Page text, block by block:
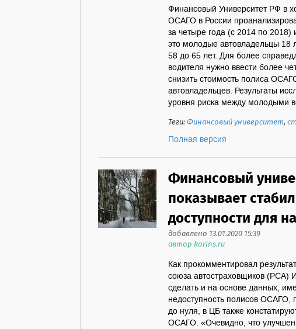
Финансовый Университет РФ в
ОСАГО в России
за четыре года (с 2014 по
это молодые автовладельцы 18
58 до 65 лет. Для более
водителя нужно ввести более
снизить стоимость полиса
автовладельцев. Результаты
уровня риска между молодыми
Теги:Финансовый университет,
Полная версия
Финансовый
показывает
доступности для
добавлено 13.01.2020 15:39
автор korins.ru
Как прокомментировал
союза автостраховщиков (РСА)
сделать и на основе данных,
недоступность полисов ОСАГО,
до нуля, в ЦБ также
ОСАГО. «Очевидно, что